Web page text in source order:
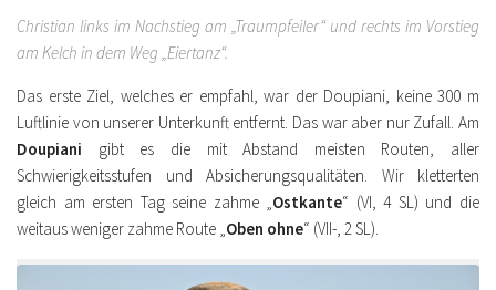
Christian links im Nachstieg am „Traumpfeiler“ und rechts im Vorstieg
am Kelch in dem Weg „Eiertanz“.
Das erste Ziel, welches er empfahl, war der Doupiani, keine 300 m
Luftlinie von unserer Unterkunft entfernt. Das war aber nur Zufall. Am
Doupiani gibt es die mit Abstand meisten Routen, aller
Schwierigkeitsstufen und Absicherungsqualitäten. Wir kletterten
gleich am ersten Tag seine zahme „Ostkante“ (VI, 4 SL) und die
weitaus weniger zahme Route „Oben ohne“ (VII-, 2 SL).